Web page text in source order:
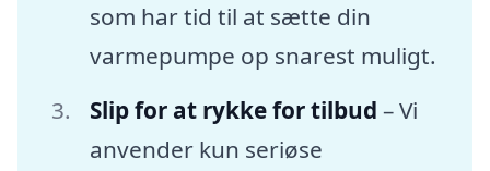
som har tid til at sætte din
varmepumpe op snarest muligt.
Slip for at rykke for tilbud – Vi
anvender kun seriøse